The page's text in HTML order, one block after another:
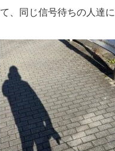
て、同じ信号待ちの人達